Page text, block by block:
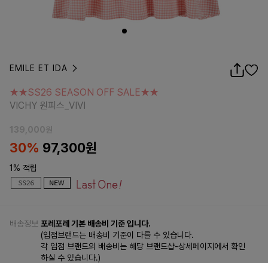
EMILE ET IDA
VICHY 원피스_VIVI
★★SS26 SEASON OFF SALE★★
VICHY 원피스_VIVI
139,000원
30% 97,300원
1% 적립
배송정보 포레포레 기본 배송비 기준 입니다.
(입점브랜드는 배송비 기준이 다를 수 있습니다.
각 입점 브랜드의 배송비는 해당 브랜드샵-상세페이지에서 확인
하실 수 있습니다.)